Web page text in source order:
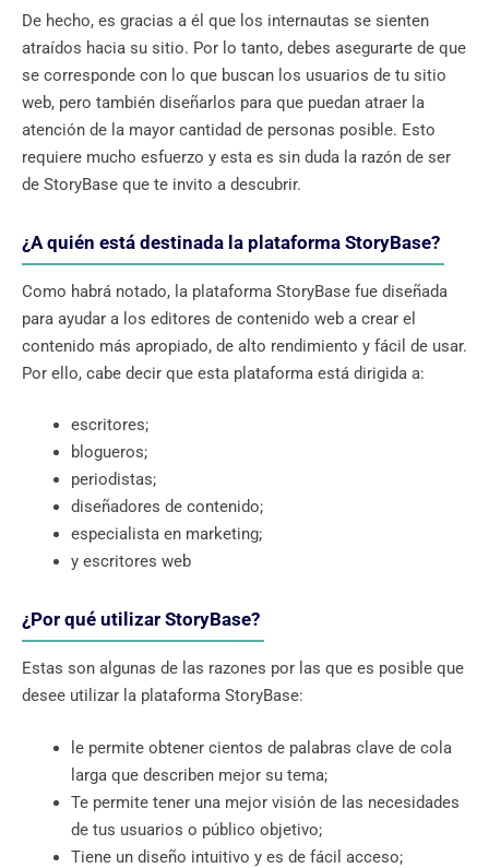
De hecho, es gracias a él que los internautas se sienten
atraídos hacia su sitio. Por lo tanto, debes asegurarte de que
se corresponde con lo que buscan los usuarios de tu sitio
web, pero también diseñarlos para que puedan atraer la
atención de la mayor cantidad de personas posible. Esto
requiere mucho esfuerzo y esta es sin duda la razón de ser
de StoryBase que te invito a descubrir.
¿A quién está destinada la plataforma StoryBase?
Como habrá notado, la plataforma StoryBase fue diseñada
para ayudar a los editores de contenido web a crear el
contenido más apropiado, de alto rendimiento y fácil de usar.
Por ello, cabe decir que esta plataforma está dirigida a:
escritores;
blogueros;
periodistas;
diseñadores de contenido;
especialista en marketing;
y escritores web
¿Por qué utilizar StoryBase?
Estas son algunas de las razones por las que es posible que
desee utilizar la plataforma StoryBase:
le permite obtener cientos de palabras clave de cola
larga que describen mejor su tema;
Te permite tener una mejor visión de las necesidades
de tus usuarios o público objetivo;
Tiene un diseño intuitivo y es de fácil acceso;